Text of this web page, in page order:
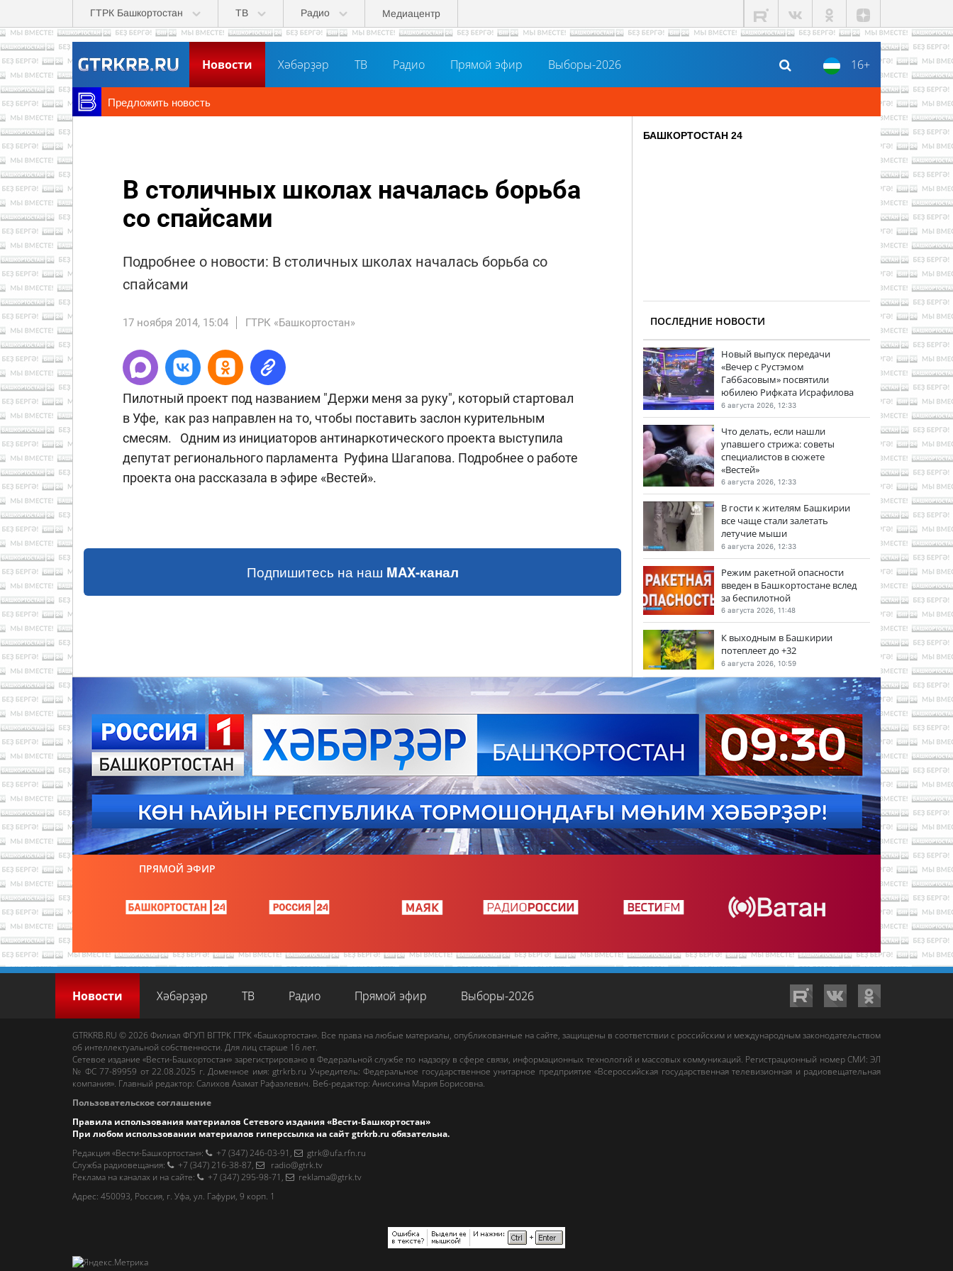
Перейти к основному содержанию
ГТРК Башкортостан ТВ Радио Медиацентр
16+
Новости Хәбәрҙәр ТВ Радио Прямой эфир Выборы-2026
Предложить новость
В столичных школах началась борьба
со спайсами
Подробнее о новости: В столичных школах началась борьба со
спайсами
17 ноября 2014, 15:04 ГТРК «Башкортостан»
Пилотный проект под названием "Держи меня за руку", который стартовал
в Уфе, как раз направлен на то, чтобы поставить заслон курительным
смесям. Одним из инициаторов антинаркотического проекта выступила
депутат регионального парламента Руфина Шагапова. Подробнее о работе
проекта она рассказала в эфире «Вестей».
Подпишитесь на наш MAX-канал
БАШКОРТОСТАН 24
ПОСЛЕДНИЕ НОВОСТИ
Новый выпуск передачи
«Вечер с Рустэмом
Габбасовым» посвятили
юбилею Рифката Исрафилова
6 августа 2026, 12:33
Что делать, если нашли
упавшего стрижа: советы
специалистов в сюжете
«Вестей»
6 августа 2026, 12:33
В гости к жителям Башкирии
все чаще стали залетать
летучие мыши
6 августа 2026, 12:33
Режим ракетной опасности
введен в Башкортостане вслед
за беспилотной
6 августа 2026, 11:48
К выходным в Башкирии
потеплеет до +32
6 августа 2026, 10:59
ПРЯМОЙ ЭФИР
Новости Хәбәрҙәр ТВ Радио Прямой эфир Выборы-2026
GTRKRB.RU © 2026 Филиал ФГУП ВГТРК ГТРК «Башкортостан». Все права на любые материалы, опубликованные на сайте, защищены в соответствии с российским и международным законодательством
об интеллектуальной собственности. Для лиц старше 16 лет.
Сетевое издание «Вести-Башкортостан» зарегистрировано в Федеральной службе по надзору в сфере связи, информационных технологий и массовых коммуникаций. Регистрационный номер СМИ: ЭЛ
№ ФС 77-89959 от 22.08.2025 г. Доменное имя:gtrkrb.ru Учредитель: Федеральное государственное унитарное предприятие «Всероссийская государственная телевизионная и радиовещательная
компания». Главный редактор: Салихов Азамат Рафаэлевич. Веб-редактор: Анискина Мария Борисовна.
Пользовательское соглашение
Правила использования материалов Сетевого издания «Вести-Башкортостан»
При любом использовании материалов гиперссылка на сайтgtrkrb.ru обязательна.
Редакция «Вести-Башкортостан»: +7 (347) 246-03-91 ,
gtrk@ufa.rfn.ru
Cлужба радиовещания: +7 (347) 216-38-87,
radio@gtrk.tv
Реклама на каналах и на сайте: +7 (347) 295-98-71 ,
reklama@gtrk.tv
Адрес: 450093, Россия, г. Уфа, ул. Гафури, 9 корп. 1